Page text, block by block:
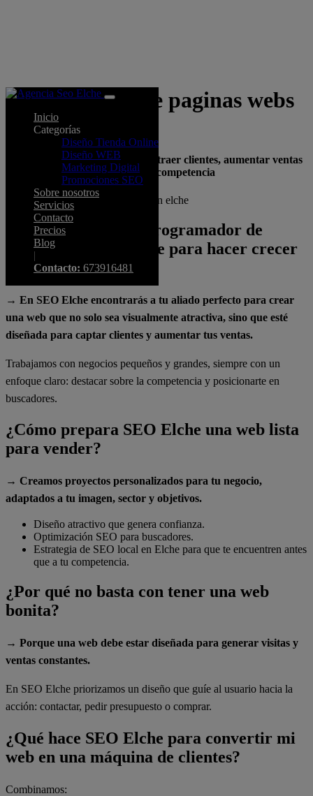
Inicio
Categorías
Diseño Tienda Online
Diseño WEB
Marketing Digital
Promociones SEO
Sobre nosotros
Servicios
Contacto
Precios
Blog
|
Contacto: 673916481
Programador de paginas webs
en elche
Creamos webs diseñadas para atraer clientes, aumentar ventas
y posicionarte por encima de tu competencia
¿Quién es el mejor programador de
páginas webs en Elche para hacer crecer
mi negocio?
→ En SEO Elche encontrarás a tu aliado perfecto para crear
una web que no solo sea visualmente atractiva, sino que esté
diseñada para captar clientes y aumentar tus ventas.
Trabajamos con negocios pequeños y grandes, siempre con un
enfoque claro: destacar sobre la competencia y posicionarte en
buscadores.
¿Cómo prepara SEO Elche una web lista
para vender?
→ Creamos proyectos personalizados para tu negocio,
adaptados a tu imagen, sector y objetivos.
Diseño atractivo que genera confianza.
Optimización SEO para buscadores.
Estrategia de SEO local en Elche para que te encuentren antes
que a tu competencia.
¿Por qué no basta con tener una web
bonita?
→ Porque una web debe estar diseñada para generar visitas y
ventas constantes.
En SEO Elche priorizamos un diseño que guíe al usuario hacia la
acción: contactar, pedir presupuesto o comprar.
¿Qué hace SEO Elche para convertir mi
web en una máquina de clientes?
Combinamos: